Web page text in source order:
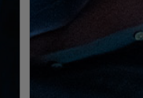
Vorgänger von dem
dem Oscar®-nominierten
sowie dem Emmy-